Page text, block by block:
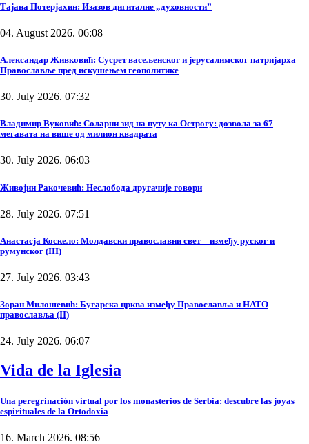
Тајана Потерјахин: Изазов дигиталне „духовности”
04. August 2026. 06:08
Александар Живковић: Сусрет васељенског и јерусалимског патријарха –
Православље пред искушењем геополитике
30. July 2026. 07:32
Владимир Вуковић: Соларни зид на путу ка Острогу: дозвола за 67
мегавата на више од милион квадрата
30. July 2026. 06:03
Живојин Ракочевић: Неслобода другачије говори
28. July 2026. 07:51
Анастасја Коскело: Молдавски православни свет – између руског и
румунског (III)
27. July 2026. 03:43
Зоран Милошевић: Бугарска црква између Православља и НАТО
православља (II)
24. July 2026. 06:07
Vida de la Iglesia
Una peregrinación virtual por los monasterios de Serbia: descubre las joyas
espirituales de la Ortodoxia
16. March 2026. 08:56